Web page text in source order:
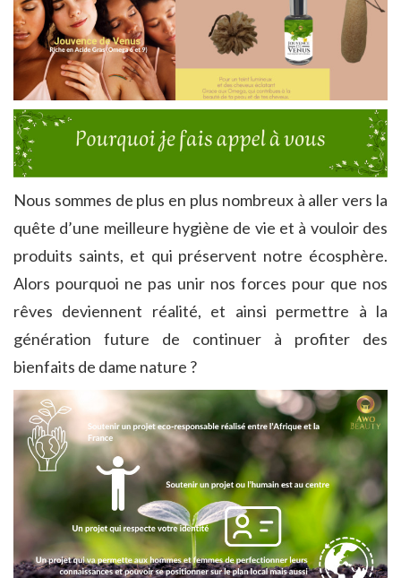
Nous sommes de plus en plus nombreux à aller vers la
quête d’une meilleure hygiène de vie et à vouloir des
produits saints, et qui préservent notre écosphère.
Alors pourquoi ne pas unir nos forces pour que nos
rêves deviennent réalité, et ainsi permettre à la
génération future de continuer à profiter des
bienfaits de dame nature ?